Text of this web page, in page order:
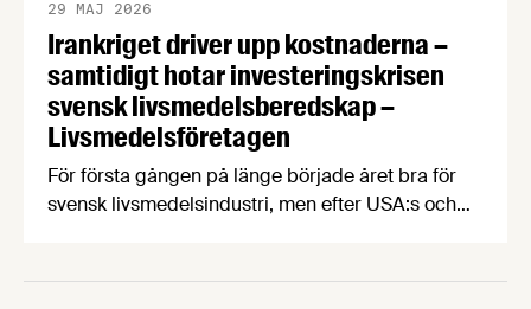
Irankriget driver upp kostnaderna –
samtidigt hotar investeringskrisen
svensk livsmedelsberedskap –
Livsmedelsföretagen
29 MAJ 2026
För första gången på länge började året bra för
svensk livsmedelsindustri, men efter USA:s och
dryck. Samtidigt visar Livsmedelsföretagens nya